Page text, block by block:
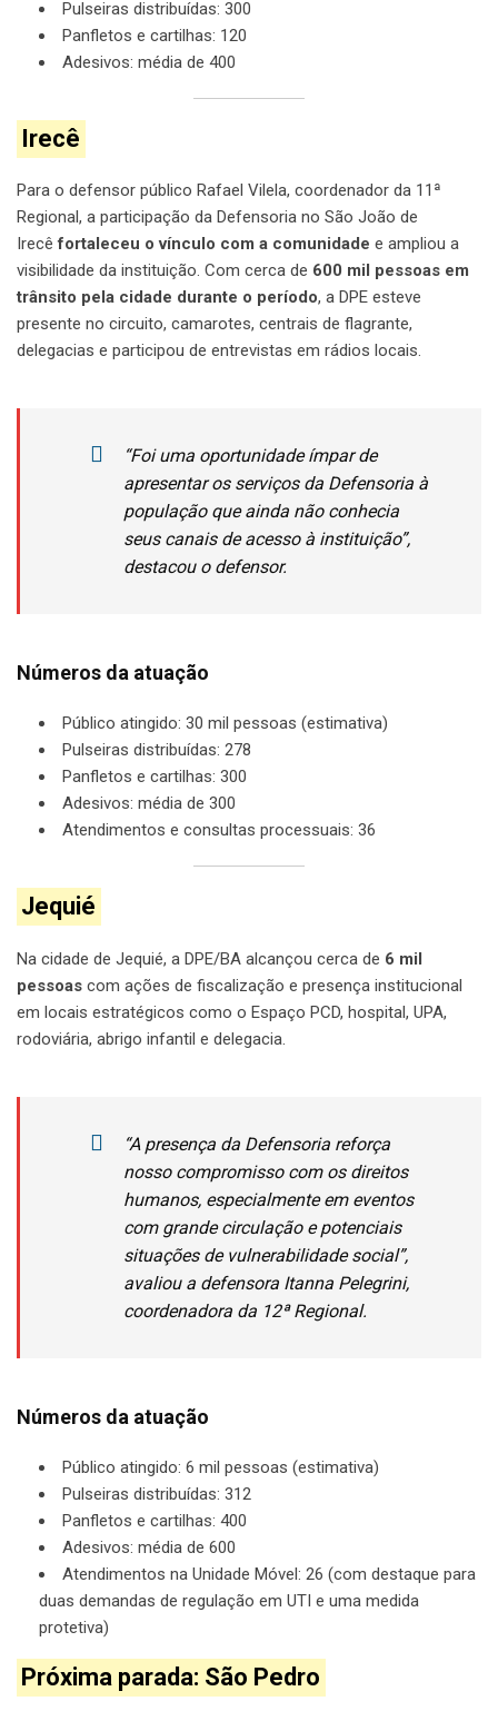
Pulseiras distribuídas: 300
Panfletos e cartilhas: 120
Adesivos: média de 400
Irecê
Para o defensor público Rafael Vilela, coordenador da 11ª
Regional, a participação da Defensoria no São João de
Irecêfortaleceu o vínculo com a comunidade e ampliou a
visibilidade da instituição. Com cerca de 600 mil pessoas em
trânsito pela cidade durante o período, a DPE esteve
presente no circuito, camarotes, centrais de flagrante,
delegacias e participou de entrevistas em rádios locais.
“Foi uma oportunidade ímpar de
apresentar os serviços da Defensoria à
população que ainda não conhecia
seus canais de acesso à instituição”,
destacou o defensor.
Números da atuação
Público atingido: 30 mil pessoas (estimativa)
Pulseiras distribuídas: 278
Panfletos e cartilhas: 300
Adesivos: média de 300
Atendimentos e consultas processuais: 36
Jequié
Na cidade de Jequié, a DPE/BA alcançou cerca de 6 mil
pessoas com ações de fiscalização e presença institucional
em locais estratégicos como o Espaço PCD, hospital, UPA,
rodoviária, abrigo infantil e delegacia.
“A presença da Defensoria reforça
nosso compromisso com os direitos
humanos, especialmente em eventos
com grande circulação e potenciais
situações de vulnerabilidade social”,
avaliou a defensora Itanna Pelegrini,
coordenadora da 12ª Regional.
Números da atuação
Público atingido: 6 mil pessoas (estimativa)
Pulseiras distribuídas: 312
Panfletos e cartilhas: 400
Adesivos: média de 600
Atendimentos na Unidade Móvel: 26 (com destaque para
duas demandas de regulação em UTI e uma medida
protetiva)
Próxima parada: São Pedro